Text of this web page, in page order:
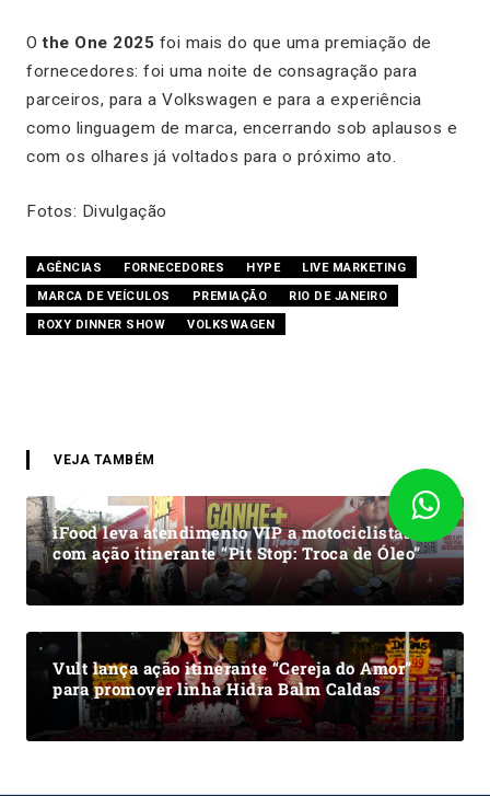
Othe One 2025 foi mais do que uma premiação de
fornecedores: foi uma noite de consagração para
parceiros, para a Volkswagen e para a experiência
como linguagem de marca, encerrando sob aplausos e
com os olhares já voltados para o próximo ato.
Fotos: Divulgação
AGÊNCIAS FORNECEDORES HYPE
LIVE MARKETING
MARCA DE VEÍCULOS
PREMIAÇÃO
RIO DE JANEIRO
ROXY DINNER SHOW
VOLKSWAGEN
VEJA TAMBÉM
iFood leva atendimento VIP a motociclistas
com ação itinerante “Pit Stop: Troca de Óleo”
Vult lança ação itinerante “Cereja do Amor”
para promover linha Hidra Balm Caldas